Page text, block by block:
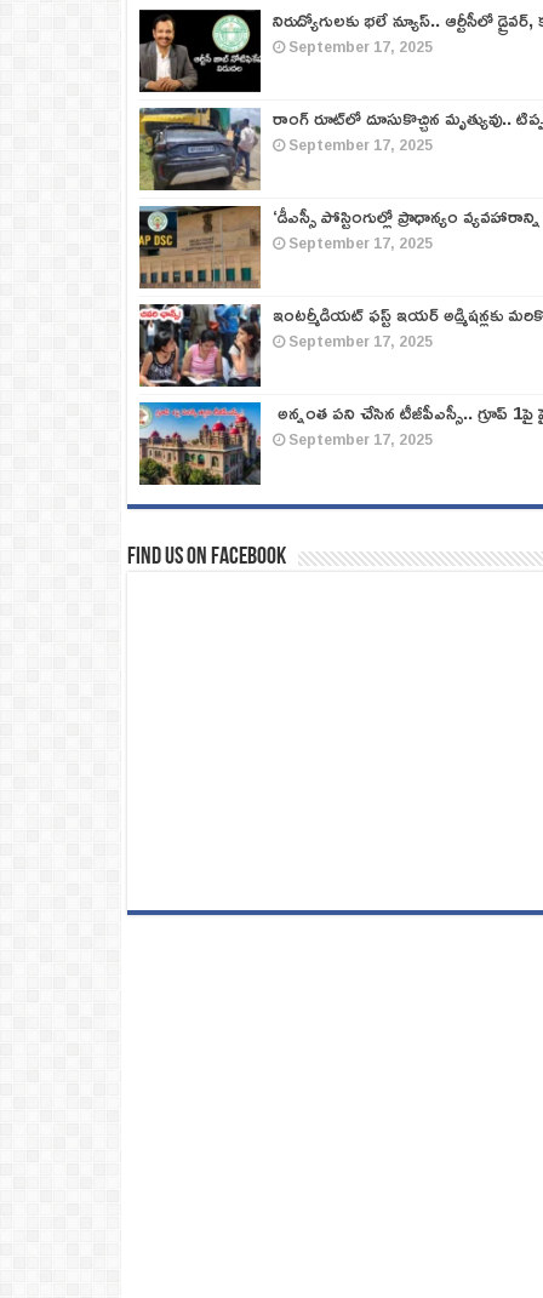
నిరుద్యోగులకు భలే న్యూస్.. ఆర్టీసీలో
September 17, 2025
రాంగ్ రూట్‌లో దూసుకొచ్చిన మృత్యువు..
September 17, 2025
‘డీఎస్సీ పోస్టింగుల్లో ప్రాధాన్యం
September 17, 2025
ఇంటర్మీడియట్ ఫస్ట్‌ ఇయర్‌ అడ్మిషన్లకు
September 17, 2025
అన్నంత పని చేసిన టీజీపీఎస్సీ.. గ్రూప్‌
September 17, 2025
Find us on Facebook